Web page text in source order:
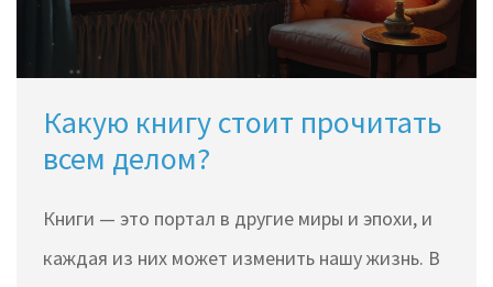
Какую книгу стоит прочитать
всем делом?
Книги — это портал в другие миры и эпохи, и
каждая из них может изменить нашу жизнь. В